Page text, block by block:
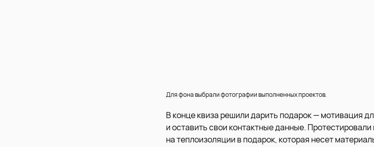
Для фона выбрали фотографии выполненных проектов.
В конце квиза решили дарить подарок — мотивация
и оставить свои контактные данные.
на теплоизоляции в подарок, которая несет